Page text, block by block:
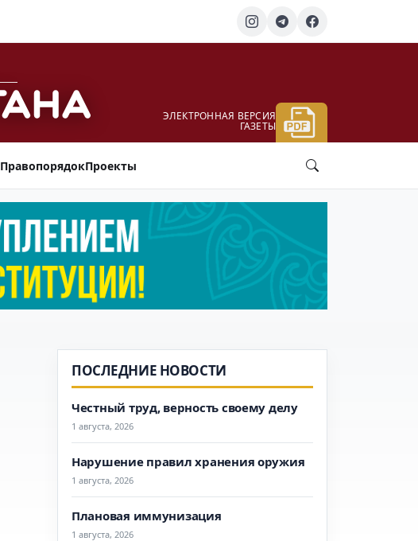
ЭЛЕКТРОННАЯ ВЕРСИЯ
ГАЗЕТЫ
ПравопорядокПроекты
ПОСЛЕДНИЕ НОВОСТИ
Честный труд, верность своему делу
1 августа, 2026
Нарушение правил хранения оружия
1 августа, 2026
Плановая иммунизация
1 августа, 2026